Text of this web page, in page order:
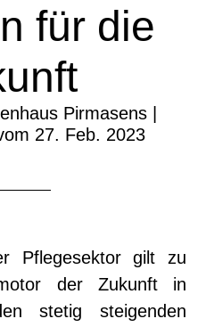
für die
Pirmasens |
27. Feb. 2023
Pflegesektor gilt zu
der Zukunft in
stetig steigenden